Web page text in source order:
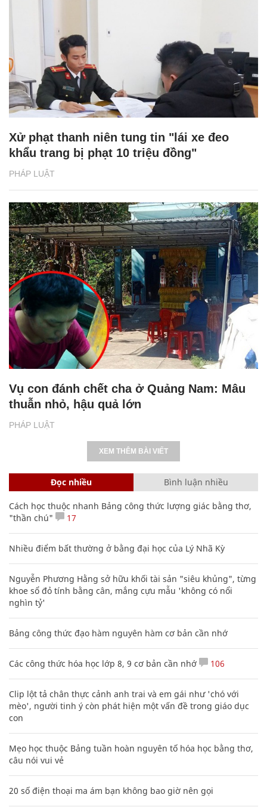
PHÁP LUẬT
Xử phạt thanh niên tung tin "lái xe đeo
khẩu trang bị phạt 10 triệu đồng"
PHÁP LUẬT
Vụ con đánh chết cha ở Quảng Nam: Mâu
thuẫn nhỏ, hậu quả lớn
XEM THÊM BÀI VIẾT
Đọc nhiều Bình luận nhiều
Cách học thuộc nhanh Bảng công thức lượng giác bằng thơ,
"thần chú"
17
Nhiều điểm bất thường ở bằng đại học của Lý Nhã Kỳ
Nguyễn Phương Hằng sở hữu khối tài sản "siêu khủng", từng
khoe sổ đỏ tính bằng cân, mắng cựu mẫu 'không có nổi
nghìn tỷ'
Bảng công thức đạo hàm nguyên hàm cơ bản cần nhớ
Các công thức hóa học lớp 8, 9 cơ bản cần nhớ 106
Clip lột tả chân thực cảnh anh trai và em gái như 'chó với
mèo', người tinh ý còn phát hiện một vấn đề trong giáo dục
con
Mẹo học thuộc Bảng tuần hoàn nguyên tố hóa học bằng thơ,
câu nói vui vẻ
20 số điện thoại ma ám bạn không bao giờ nên gọi